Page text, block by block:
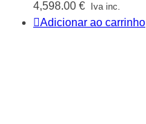
4,598.00 € Iva inc.
Adicionar ao carrinho